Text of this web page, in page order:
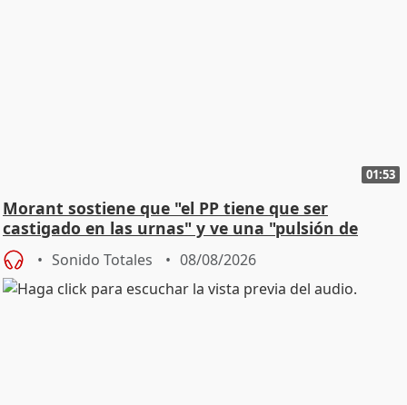
01:53
Morant sostiene que "el PP tiene que ser
castigado en las urnas" y ve una "pulsión de
cambio"
Sonido Totales 08/08/2026